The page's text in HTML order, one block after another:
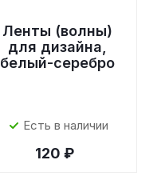
Ленты (волны)
для дизайна,
белый-серебро
Есть в наличии
120 ₽